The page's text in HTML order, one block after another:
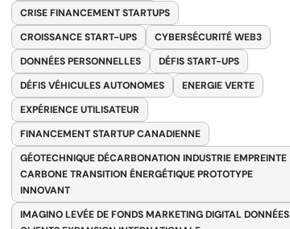
CRISE FINANCEMENT STARTUPS
CROISSANCE START-UPS
CYBERSÉCURITÉ WEB3
DONNÉES PERSONNELLES
DÉFIS START-UPS
DÉFIS VÉHICULES AUTONOMES
ENERGIE VERTE
EXPÉRIENCE UTILISATEUR
FINANCEMENT STARTUP CANADIENNE
GÉOTECHNIQUE DÉCARBONATION INDUSTRIE EMPREINTE
CARBONE TRANSITION ÉNERGÉTIQUE PROTOTYPE
INNOVANT
IMAGINO LEVÉE DE FONDS MARKETING DIGITAL DONNÉES